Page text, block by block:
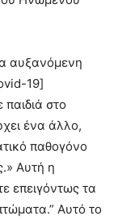
αυξανόμενη
19]
στο
ένα άλλο,
παθογόνο
Αυτή η
επειγόντως τα
Αυτό το